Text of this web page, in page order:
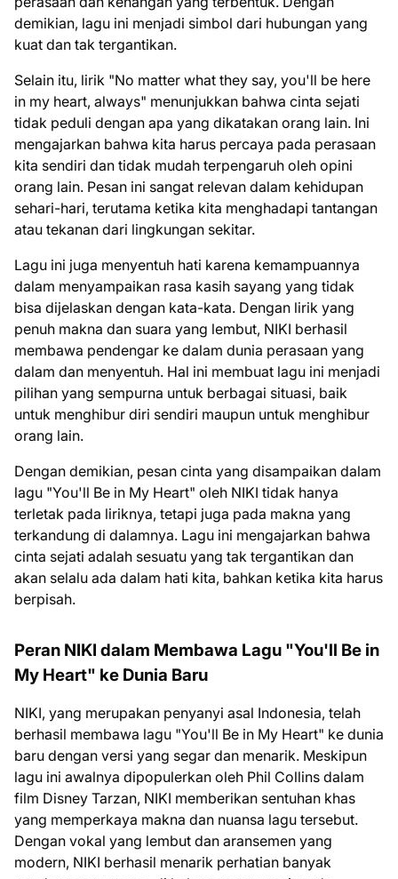
demikian, lagu ini menjadi simbol dari hubungan yang
kuat dan tak tergantikan.
Selain itu, lirik "No matter what they say, you'll be here
in my heart, always" menunjukkan bahwa cinta sejati
tidak peduli dengan apa yang dikatakan orang lain. Ini
mengajarkan bahwa kita harus percaya pada perasaan
kita sendiri dan tidak mudah terpengaruh oleh opini
orang lain. Pesan ini sangat relevan dalam kehidupan
sehari-hari, terutama ketika kita menghadapi tantangan
atau tekanan dari lingkungan sekitar.
Lagu ini juga menyentuh hati karena kemampuannya
dalam menyampaikan rasa kasih sayang yang tidak
bisa dijelaskan dengan kata-kata. Dengan lirik yang
penuh makna dan suara yang lembut, NIKI berhasil
membawa pendengar ke dalam dunia perasaan yang
dalam dan menyentuh. Hal ini membuat lagu ini menjadi
pilihan yang sempurna untuk berbagai situasi, baik
untuk menghibur diri sendiri maupun untuk menghibur
orang lain.
Dengan demikian, pesan cinta yang disampaikan dalam
lagu "You'll Be in My Heart" oleh NIKI tidak hanya
terletak pada liriknya, tetapi juga pada makna yang
terkandung di dalamnya. Lagu ini mengajarkan bahwa
cinta sejati adalah sesuatu yang tak tergantikan dan
akan selalu ada dalam hati kita, bahkan ketika kita harus
berpisah.
Peran NIKI dalam Membawa Lagu "You'll Be in
My Heart" ke Dunia Baru
NIKI, yang merupakan penyanyi asal Indonesia, telah
berhasil membawa lagu "You'll Be in My Heart" ke dunia
baru dengan versi yang segar dan menarik. Meskipun
lagu ini awalnya dipopulerkan oleh Phil Collins dalam
film Disney Tarzan, NIKI memberikan sentuhan khas
yang memperkaya makna dan nuansa lagu tersebut.
Dengan vokal yang lembut dan aransemen yang
modern, NIKI berhasil menarik perhatian banyak